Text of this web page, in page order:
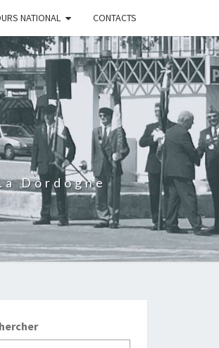
NATIONAL CONTACTS
Dordogne